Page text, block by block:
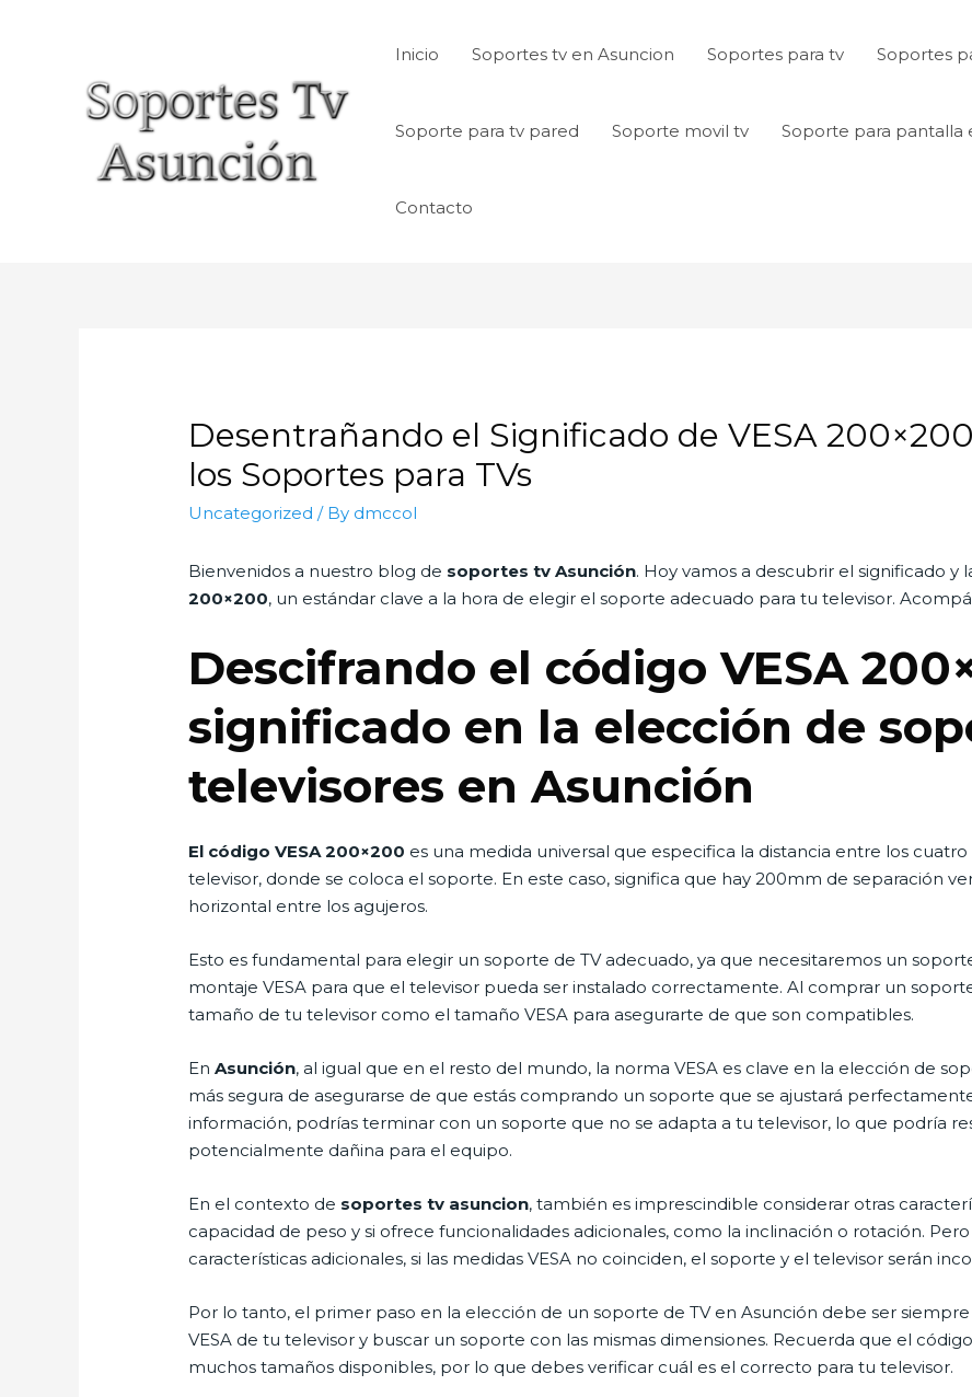
Inicio Soportes tv en Asuncion Soportes para tv Soportes
Soporte para tv pared Soporte movil tv Soporte para pantalla
Contacto
Desentrañando el Significado de VESA
los Soportes para TVs
Uncategorized / By dmccol
Bienvenidos a nuestro blog de soportes tv Asunción. Hoy vamos a descubrir el significado
200×200, un estándar clave a la hora de elegir el soporte adecuado para tu televisor.
Descifrando el código VESA
significado en la elección de
televisores en Asunción
El código VESA 200×200 es una medida universal que especifica la distancia entre los
televisor, donde se coloca el soporte. En este caso, significa que hay 200mm de separación
horizontal entre los agujeros.
Esto es fundamental para elegir un soporte de TV adecuado, ya que necesitaremos un
montaje VESA para que el televisor pueda ser instalado correctamente. Al comprar un
tamaño de tu televisor como el tamaño VESA para asegurarte de que son compatibles.
EnAsunción, al igual que en el resto del mundo, la norma VESA es clave en la elección de
más segura de asegurarse de que estás comprando un soporte que se ajustará
información, podrías terminar con un soporte que no se adapta a tu televisor, lo que podría
potencialmente dañina para el equipo.
En el contexto de soportes tv asuncion, también es imprescindible considerar otras
capacidad de peso y si ofrece funcionalidades adicionales, como la inclinación o rotación.
características adicionales, si las medidas VESA no coinciden, el soporte y el televisor serán
Por lo tanto, el primer paso en la elección de un soporte de TV en Asunción debe ser
VESA de tu televisor y buscar un soporte con las mismas dimensiones. Recuerda que el
muchos tamaños disponibles, por lo que debes verificar cuál es el correcto para tu televisor.